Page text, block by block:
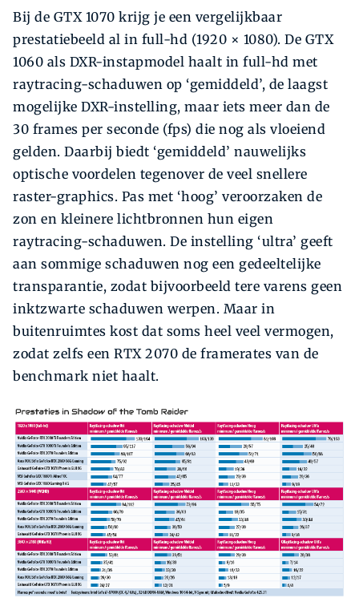
Bij de GTX 1070 krijg je een vergelijkbaar
prestatiebeeld al in full-hd (1920 × 1080). De GTX
1060 als DXR-instapmodel haalt in full-hd met
raytracing-schaduwen op ‘gemiddeld’, de laagst
mogelijke DXR-instelling, maar iets meer dan de
30 frames per seconde (fps) die nog als vloeiend
gelden. Daarbij biedt ‘gemiddeld’ nauwelijks
optische voordelen tegenover de veel snellere
raster-graphics. Pas met ‘hoog’ veroorzaken de
zon en kleinere lichtbronnen hun eigen
raytracing-schaduwen. De instelling ‘ultra’ geeft
aan sommige schaduwen nog een gedeeltelijke
transparantie, zodat bijvoorbeeld tere varens geen
inktzwarte schaduwen werpen. Maar in
buitenruimtes kost dat soms heel veel vermogen,
zodat zelfs een RTX 2070 de framerates van de
benchmark niet haalt.